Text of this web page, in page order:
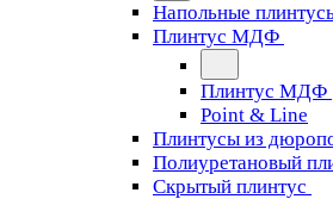
Напольные
Плинтус МДФ
Плинтус МДФ
Point & Line
Плинтусы из
Полиуретановый
Скрытый плинтус